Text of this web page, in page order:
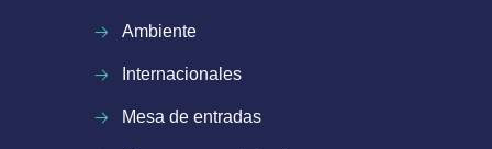
Ambiente
Internacionales
Mesa de entradas